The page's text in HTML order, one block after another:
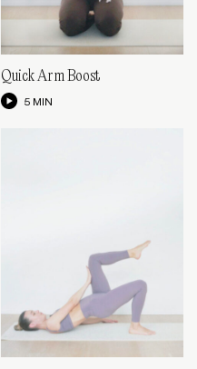
Quick Arm Boost
5 MIN